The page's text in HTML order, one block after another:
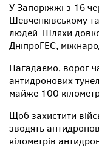
У Запоріжжі з 16
Шевченківському
людей. Шляхи
ДніпроГЕС,
Нагадаємо, ворог
антидронових
майже 100
Щоб захистити
зводять
кілометрів